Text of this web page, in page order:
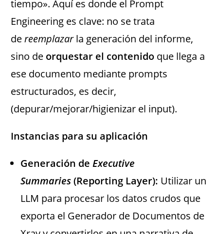
tiempo». Aquí es donde el Prompt
Engineering es clave: no se trata
dereemplazarla generación del informe,
sino de orquestar el contenido que llega a
ese documento mediante prompts
estructurados, es decir,
(depurar/mejorar/higienizar el input).
Instancias para su aplicación
Generación deExecutive
Summaries(Reporting Layer): Utilizar un
LLM para procesar los datos crudos que
exporta el Generador de Documentos de